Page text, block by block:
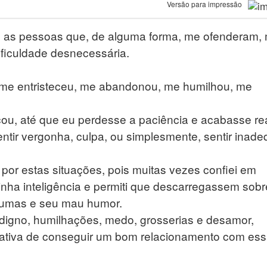
Versão para impressão
pessoas que, de alguma forma, me ofenderam,
desnecessária.
entristeceu, me abandonou, me humilhou, me
até que eu perdesse a paciência e acabasse
vergonha, culpa, ou simplesmente, sentir
estas situações, pois muitas vezes confiei em
inteligência e permiti que descarregassem
e seu mau humor.
humilhações, medo, grosserias e desamor,
de conseguir um bom relacionamento com